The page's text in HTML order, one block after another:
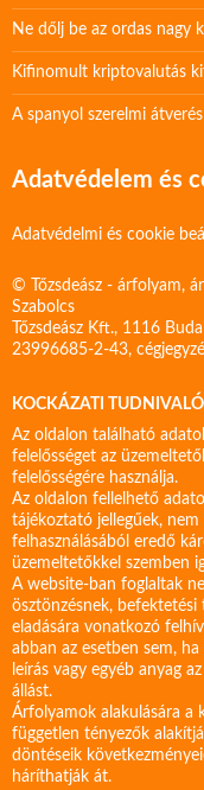
Ne dőlj be az ordas nagy
Kifinomult kriptovalutás
A spanyol szerelmi
Adatvédelem és
Adatvédelmi és cookie
© Tőzsdeász - árfolyam,
Szabolcs
Tőzsdeász Kft., 1116
23996685-2-43,
KOCKÁZATI
Az oldalon található
felelősséget az
felelősségére használja.
Az oldalon fellelhető
tájékoztató jellegűek,
felhasználásából eredő
üzemeltetőkkel szemben
A website-ban foglaltak
ösztönzésnek, befektetési
eladására vonatkozó
abban az esetben sem,
leírás vagy egyéb anyag
állást.
Árfolyamok alakulására a
független tényezők
döntéseik
háríthatják át.